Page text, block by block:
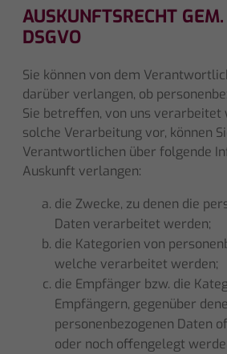
AUSKUNFTSRECHT
DSGVO
Sie können von dem
darüber verlangen, ob
Sie betreffen, von uns verarbeitet
solche Verarbeitung vor, können
Verantwortlichen über folgende
Auskunft verlangen:
die Zwecke, zu denen die
Daten verarbeitet werden;
die Kategorien von
welche verarbeitet werden;
die Empfänger bzw. die
Empfängern, gegenüber
personenbezogenen Daten
oder noch offengelegt